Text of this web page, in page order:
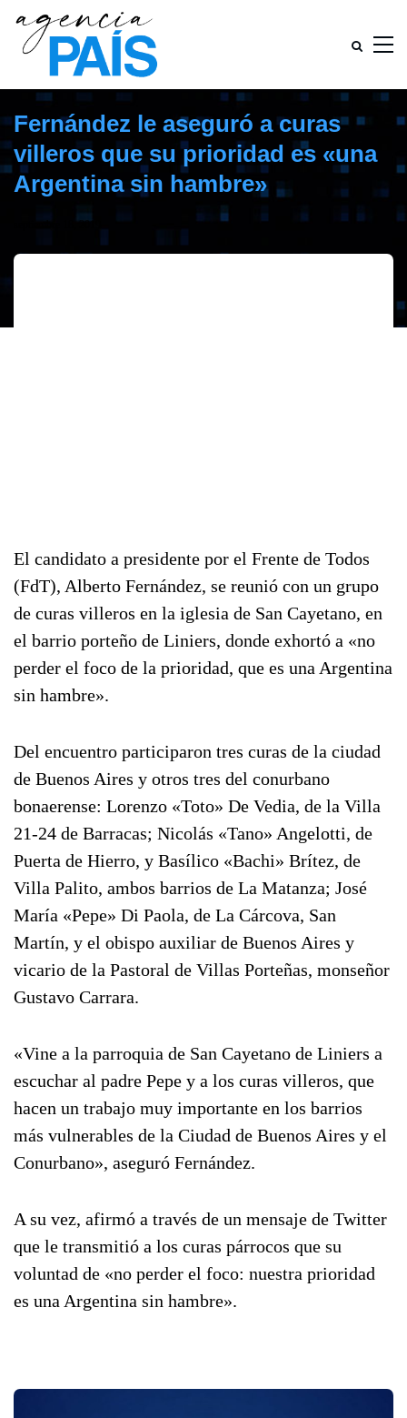
Fernández le aseguró a curas
villeros que su prioridad es «una
Argentina sin hambre»
septiembre 18, 2019
El candidato a presidente por el Frente de Todos
(FdT), Alberto Fernández, se reunió con un grupo
de curas villeros en la iglesia de San Cayetano, en
el barrio porteño de Liniers, donde exhortó a «no
perder el foco de la prioridad, que es una Argentina
sin hambre».
Del encuentro participaron tres curas de la ciudad
de Buenos Aires y otros tres del conurbano
bonaerense: Lorenzo «Toto» De Vedia, de la Villa
21-24 de Barracas; Nicolás «Tano» Angelotti, de
Puerta de Hierro, y Basílico «Bachi» Brítez, de
Villa Palito, ambos barrios de La Matanza; José
María «Pepe» Di Paola, de La Cárcova, San
Martín, y el obispo auxiliar de Buenos Aires y
vicario de la Pastoral de Villas Porteñas, monseñor
Gustavo Carrara.
«Vine a la parroquia de San Cayetano de Liniers a
escuchar al padre Pepe y a los curas villeros, que
hacen un trabajo muy importante en los barrios
más vulnerables de la Ciudad de Buenos Aires y el
Conurbano», aseguró Fernández.
A su vez, afirmó a través de un mensaje de Twitter
que le transmitió a los curas párrocos que su
voluntad de «no perder el foco: nuestra prioridad
es una Argentina sin hambre».